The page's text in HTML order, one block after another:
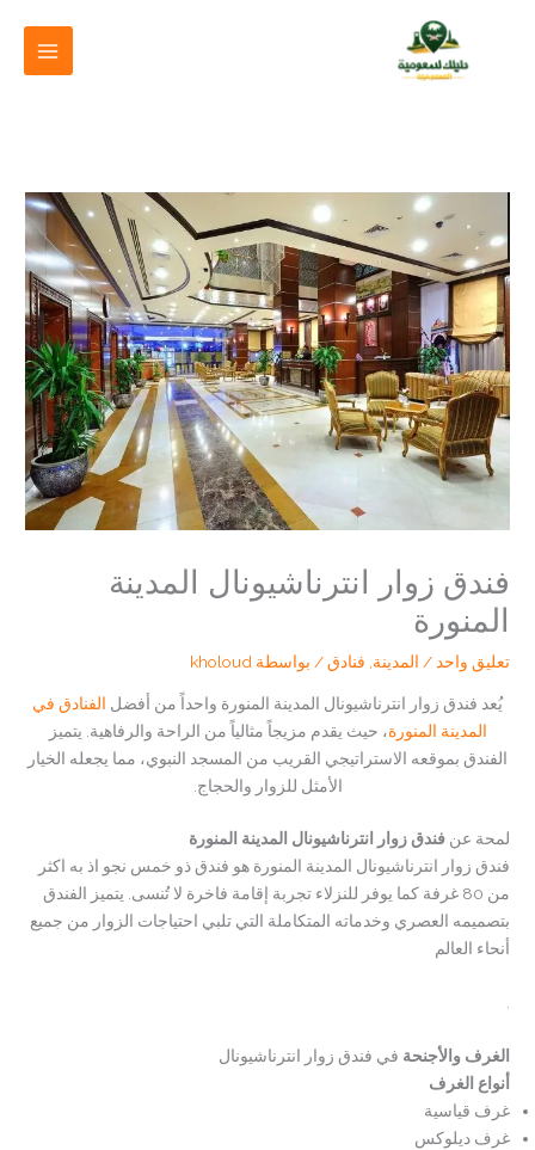
فندق زوار انترناشيونال المدينة
المنورة
تعليق واحد / المدينة فنادق/ بواسطة kholoud
يُعد فندق زوار انترناشيونال المدينة المنورة واحداً من أفضل الفنادق في
المدينة المنورة، حيث يقدم مزيجاً مثالياً من الراحة والرفاهية. يتميز
الفندق بموقعه الاستراتيجي القريب من المسجد النبوي، مما يجعله الخيار
الأمثل للزوار والحجاج.
لمحة عنفندق زوار انترناشيونال المدينة المنورة
فندق زوار انترناشيونال المدينة المنورة هو فندق ذو خمس نجو اذ به اكثر
من 80 غرفة كما يوفر للنزلاء تجربة إقامة فاخرة لا تُنسى. يتميز الفندق
بتصميمه العصري وخدماته المتكاملة التي تلبي احتياجات الزوار من جميع
أنحاء العالم
.
الغرف والأجنحة في فندق زوار انترناشيونال
أنواع الغرف
غرف قياسية
غرف ديلوكس